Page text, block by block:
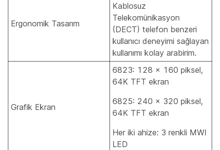
Ergonomik Tasarım
Kablosuz
Telekomünikasyon
(DECT) telefon benzeri
kullanıcı deneyimi sağlayan
kullanımı kolay arabirim.
Grafik Ekran
6823: 128 x 160 piksel,
64K TFT ekran
6825: 240 x 320 piksel,
64K TFT ekran
Her iki ahize: 3 renkli MWI
LED